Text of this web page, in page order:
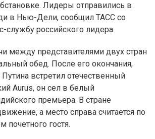
Лидеры отправились в
в Нью-Дели, сообщил ТАСС со
службу российского лидера.
между представителями двух стран
обед. После его окончания,
Путина встретил отечественный
Aurus, он сел в белый
премьера. В стране
а место справа считается по
почетного гостя.